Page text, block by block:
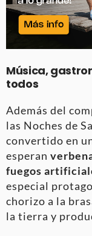
Música,
todos
Además del
las Noches de
convertido en
esperan
fuegos
especial
chorizo a la
la tierra y